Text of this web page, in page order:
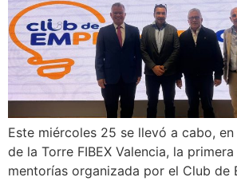
Este miércoles 25 se llevó a cabo,
de la Torre FIBEX Valencia, la
mentorías organizada por el Club de